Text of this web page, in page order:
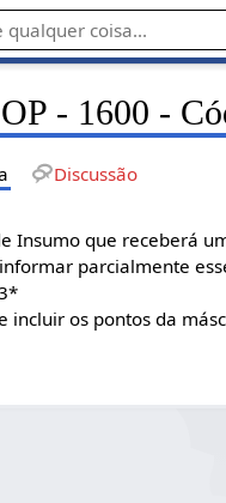
- 1600 -
Discussão
Insumo que receberá
parcialmente
incluir os pontos da